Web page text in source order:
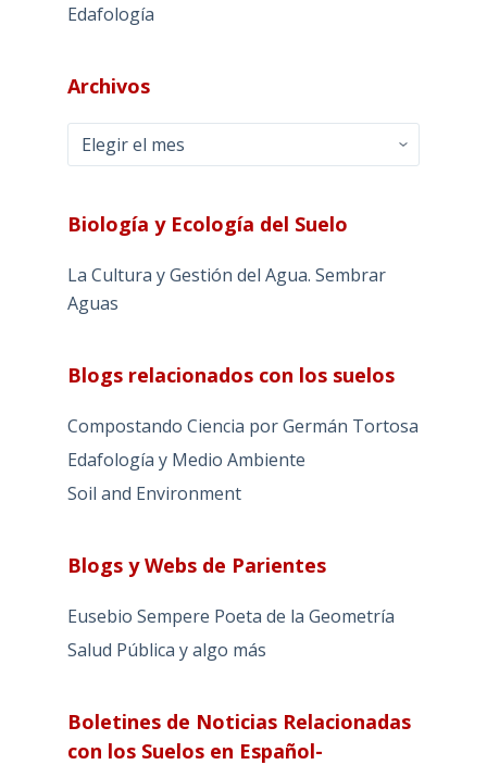
Edafología
Archivos
Archivos
Biología y Ecología del Suelo
La Cultura y Gestión del Agua. Sembrar
Aguas
Blogs relacionados con los suelos
Compostando Ciencia por Germán Tortosa
Edafología y Medio Ambiente
Soil and Environment
Blogs y Webs de Parientes
Eusebio Sempere Poeta de la Geometría
Salud Pública y algo más
Boletines de Noticias Relacionadas
con los Suelos en Español-